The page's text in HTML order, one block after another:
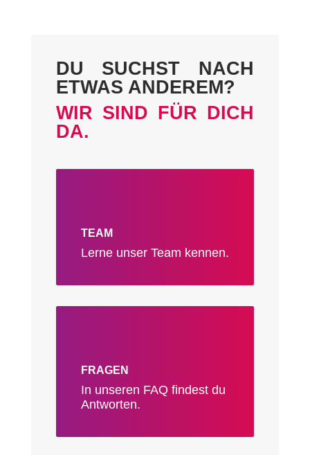
DU SUCHST NACH
ETWAS ANDEREM?
WIR SIND FÜR DICH
DA.
TEAM
Lerne unser Team kennen.
FRAGEN
In unseren FAQ findest du
Antworten.